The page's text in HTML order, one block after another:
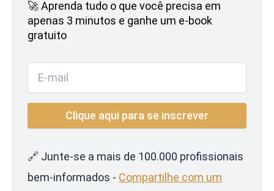
🚀 Aprenda tudo o que você precisa em
apenas 3 minutos e ganhe um e-book
gratuito
🔗 Junte-se a mais de 100.000 profissionais
bem-informados - Compartilhe com um